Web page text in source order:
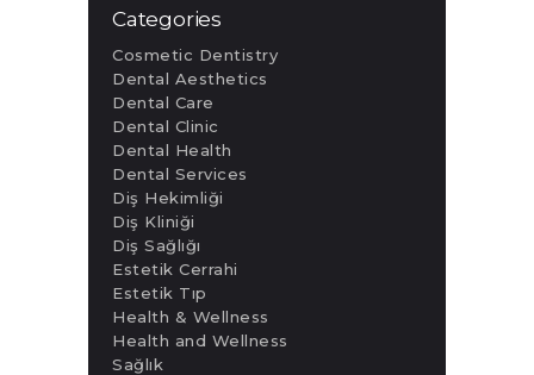
Categories
Cosmetic Dentistry
Dental Aesthetics
Dental Care
Dental Clinic
Dental Health
Dental Services
Diş Hekimliği
Diş Kliniği
Diş Sağlığı
Estetik Cerrahi
Estetik Tıp
Health & Wellness
Health and Wellness
Sağlık